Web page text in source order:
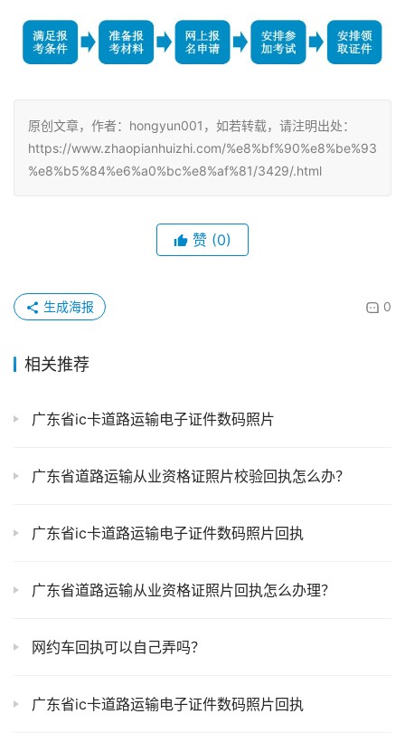
原创文章，作者：hongyun001，如若转载，请注明出处：
https://www.zhaopianhuizhi.com/%e8%bf%90%e8%be%93
%e8%b5%84%e6%a0%bc%e8%af%81/3429/.html
赞 (0)
0
生成海报
相关推荐
广东省ic卡道路运输电子证件数码照片
广东省道路运输从业资格证照片校验回执怎么办？
广东省ic卡道路运输电子证件数码照片回执
广东省道路运输从业资格证照片回执怎么办理？
网约车回执可以自己弄吗？
广东省ic卡道路运输电子证件数码照片回执